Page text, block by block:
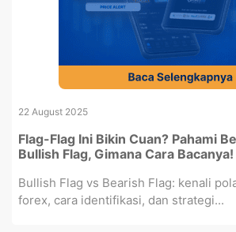
22 August 2025
Flag-Flag Ini Bikin Cuan? Pahami
Bullish Flag, Gimana Cara Bacanya!
Bullish Flag vs Bearish Flag: kenali
forex, cara identifikasi, dan strategi...